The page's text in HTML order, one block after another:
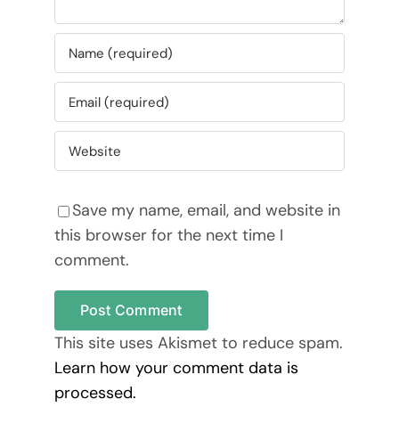
Save my name, email, and website in
this browser for the next time I
comment.
This site uses Akismet to reduce spam.
Learn how your comment data is
processed.